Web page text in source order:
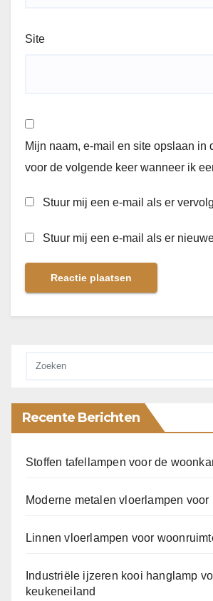
Site
Mijn naam, e-mail en site opslaan in
voor de volgende keer wanneer ik
Stuur mij een e-mail als er
Stuur mij een e-mail als er
Recente Berichten
Stoffen tafellampen voor de
Moderne metalen vloerlampen voor
Linnen vloerlampen voor
Industriële ijzeren kooi hanglamp
keukeneiland